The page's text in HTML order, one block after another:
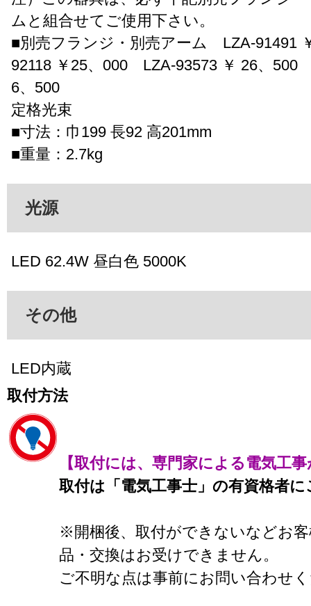
ムと組合せてご使用下さい。
■別売フランジ・別売アーム LZA-91491
92118 ￥25、000 LZA-93573 ￥ 26、500
6、500
定格光束
■寸法：巾199 長92 高201mm
■重量：2.7kg
光源
LED 62.4W 昼白色 5000K
その他
LED内蔵
取付方法
【取付には、専門家による電気工
取付は「電気工事士」の有資格者
※開梱後、取付ができないなどお
品・交換はお受けできません。
ご不明な点は事前にお問い合わせ